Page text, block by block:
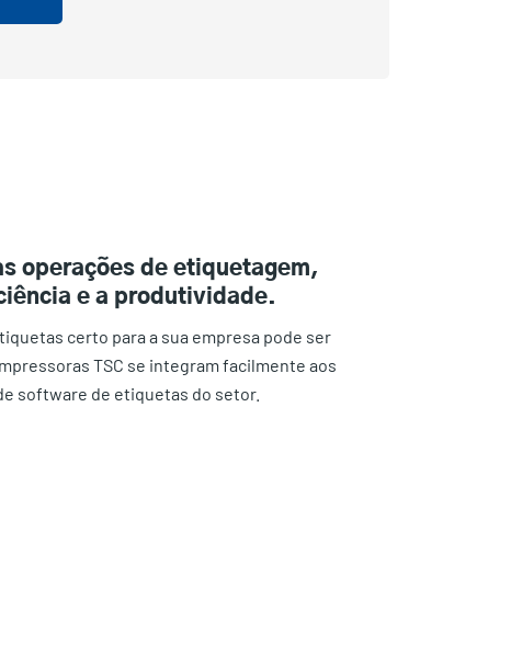
operações de etiquetagem,
e a produtividade.
certo para a sua empresa pode ser
TSC se integram facilmente aos
software de etiquetas do setor.